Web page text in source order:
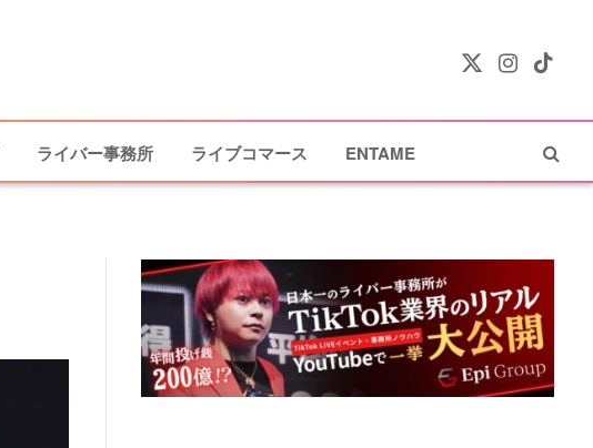
X
Instagram
TikTok
ライバー事務所 ライブコマース ENTAME